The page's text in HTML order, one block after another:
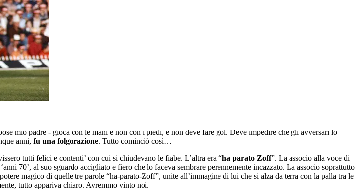
mio padre - gioca con le mani e non con i piedi, e non deve fare gol. Deve impedire che gli avversari lo
anni, fu una folgorazione. Tutto cominciò così…
tutti felici e contenti’ con cui si chiudevano le fiabe. L’altra era “ha parato Zoff”. La associo alla voce di
70’, al suo sguardo accigliato e fiero che lo faceva sembrare perennemente incazzato. La associo soprattutto
magico di quelle tre parole “ha-parato-Zoff”, unite all’immagine di lui che si alza da terra con la palla tra le
tutto appariva chiaro. Avremmo vinto noi.